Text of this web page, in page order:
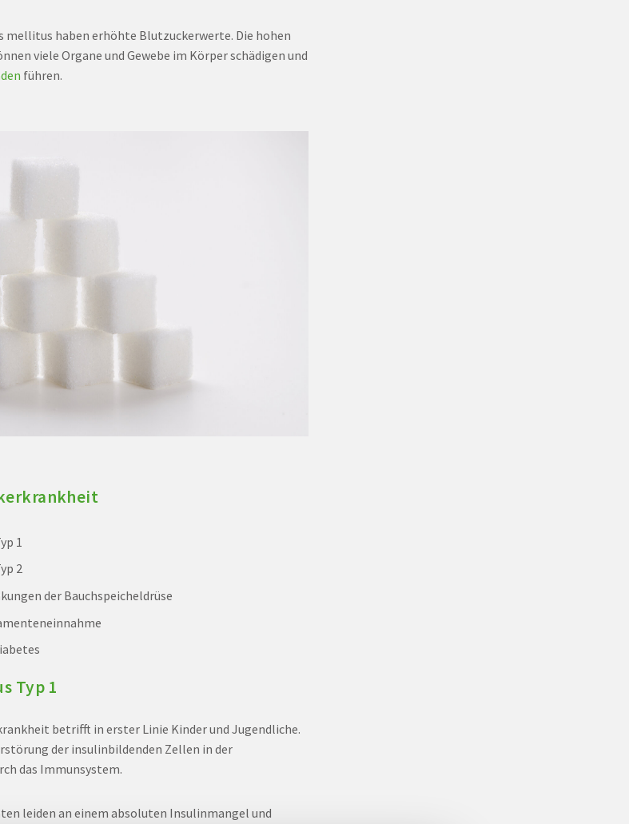
mellitus haben erhöhte Blutzuckerwerte. Die hohen
viele Organe und Gewebe im Körper schädigen und
führen.
1
2
der Bauchspeicheldrüse
Typ 1
betrifft in erster Linie Kinder und Jugendliche.
der insulinbildenden Zellen in der
das Immunsystem.
leiden an einem absoluten Insulinmangel und